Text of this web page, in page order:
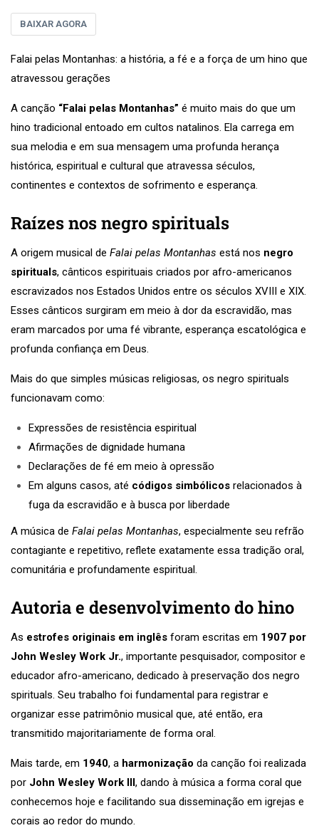
BAIXAR AGORA
Falai pelas Montanhas: a história, a fé e a força de um hino que
atravessou gerações
A canção “Falai pelas Montanhas” é muito mais do que um
hino tradicional entoado em cultos natalinos. Ela carrega em
sua melodia e em sua mensagem uma profunda herança
histórica, espiritual e cultural que atravessa séculos,
continentes e contextos de sofrimento e esperança.
Raízes nos negro spirituals
A origem musical de Falai pelas Montanhas está nos negro
spirituals, cânticos espirituais criados por afro-americanos
escravizados nos Estados Unidos entre os séculos XVIII e XIX.
Esses cânticos surgiram em meio à dor da escravidão, mas
eram marcados por uma fé vibrante, esperança escatológica e
profunda confiança em Deus.
Mais do que simples músicas religiosas, os negro spirituals
funcionavam como:
Expressões de resistência espiritual
Afirmações de dignidade humana
Declarações de fé em meio à opressão
Em alguns casos, até códigos simbólicos relacionados à
fuga da escravidão e à busca por liberdade
A música de Falai pelas Montanhas, especialmente seu refrão
contagiante e repetitivo, reflete exatamente essa tradição oral,
comunitária e profundamente espiritual.
Autoria e desenvolvimento do hino
As estrofes originais em inglês foram escritas em 1907 por
John Wesley Work Jr., importante pesquisador, compositor e
educador afro-americano, dedicado à preservação dos negro
spirituals. Seu trabalho foi fundamental para registrar e
organizar esse patrimônio musical que, até então, era
transmitido majoritariamente de forma oral.
Mais tarde, em 1940, a harmonização da canção foi realizada
por John Wesley Work III, dando à música a forma coral que
conhecemos hoje e facilitando sua disseminação em igrejas e
corais ao redor do mundo.